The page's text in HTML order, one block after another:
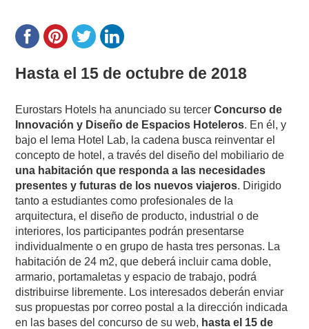
Hasta el 15 de octubre de 2018
Eurostars Hotels ha anunciado su tercerConcurso de
Innovación y Diseño de Espacios Hoteleros. En él, y
bajo el lema Hotel Lab, la cadena busca reinventar el
concepto de hotel, a través del diseño del mobiliario de
una habitación que responda a las necesidades
presentes y futuras de los nuevos viajeros. Dirigido
tanto a estudiantes como profesionales de la
arquitectura, el diseño de producto, industrial o de
interiores, los participantes podrán presentarse
individualmente o en grupo de hasta tres personas. La
habitación de 24 m2, que deberá incluir cama doble,
armario, portamaletas y espacio de trabajo, podrá
distribuirse libremente. Los interesados deberán enviar
sus propuestas por correo postal a la dirección indicada
en las bases del concurso de su web, hasta el 15 de